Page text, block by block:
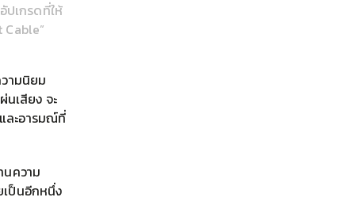
ปเกรดที่ให้
ามนิยม
นเสียง จะ
ละอารมณ์ที่
ความ
เป็นอีกหนึ่ง